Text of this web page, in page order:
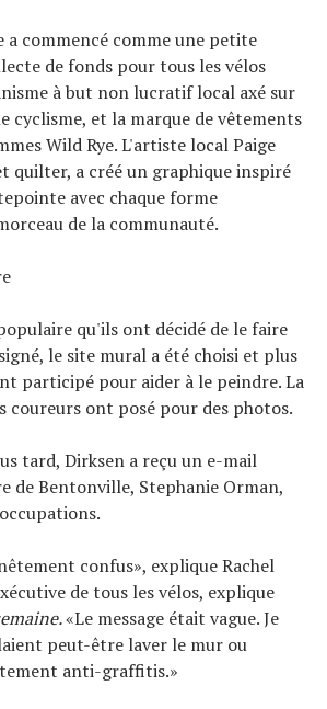
a commencé comme une petite
de fonds pour tous les vélos
à but non lucratif local axé sur
cyclisme, et la marque de vêtements
Wild Rye. L'artiste local Paige
quilter, a créé un graphique inspiré
avec chaque forme
de la communauté.
qu'ils ont décidé de le faire
le site mural a été choisi et plus
participé pour aider à le peindre. La
coureurs ont posé pour des photos.
tard, Dirksen a reçu un e-mail
de Bentonville, Stephanie Orman,
confus», explique Rachel
de tous les vélos, explique
«Le message était vague. Je
peut-être laver le mur ou
anti-graffitis.»